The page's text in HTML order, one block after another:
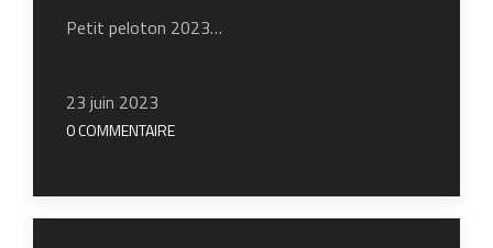
Petit peloton 2023…
23 juin 2023
0 COMMENTAIRE